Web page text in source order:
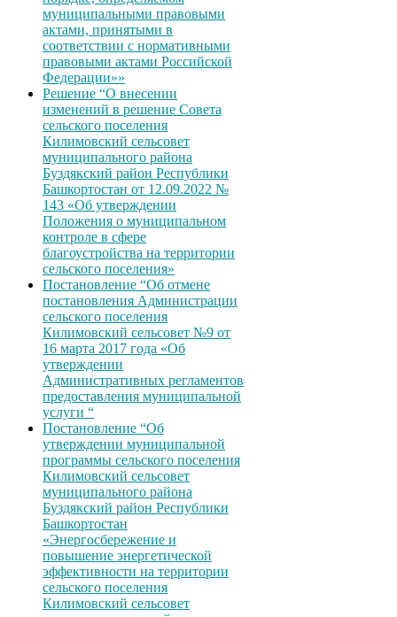
муниципальными правовыми
актами, принятыми в
соответствии с нормативными
правовыми актами Российской
Федерации»»
Решение “О внесении
изменений в решение Совета
сельского поселения
Килимовский сельсовет
муниципального района
Буздякский район Республики
Башкортостан от 12.09.2022 №
143 «Об утверждении
Положения о муниципальном
контроле в сфере
благоустройства на территории
сельского поселения»
Постановление “Об отмене
постановления Администрации
сельского поселения
Килимовский сельсовет №9 от
16 марта 2017 года «Об
утверждении
Административных регламентов
предоставления муниципальной
услуги “
Постановление “Об
утверждении муниципальной
программы сельского поселения
Килимовский сельсовет
муниципального района
Буздякский район Республики
Башкортостан
«Энергосбережение и
повышение энергетической
эффективности на территории
сельского поселения
Килимовский сельсовет